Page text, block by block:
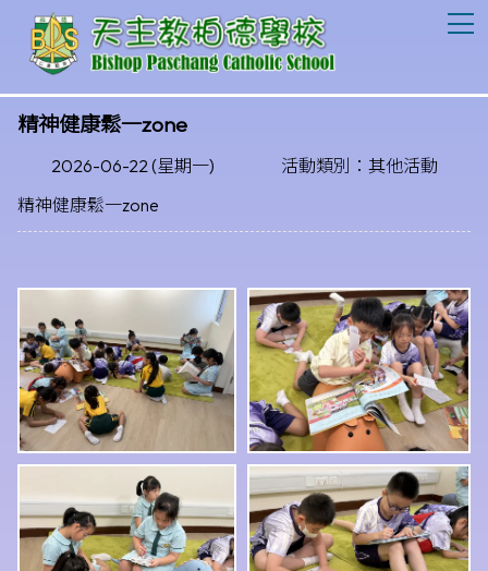
精神健康鬆一zone
2026-06-22 (星期一)
活動類別：其他活動
精神健康鬆一zone